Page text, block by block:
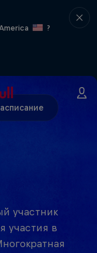
?
участник
участия в